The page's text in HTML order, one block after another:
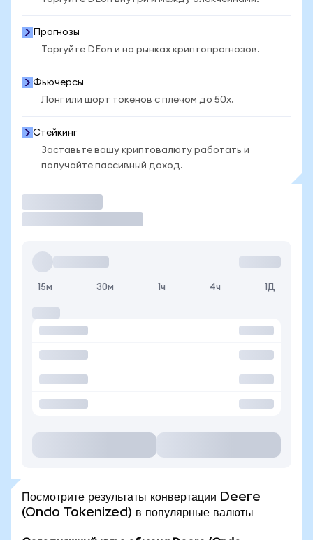
Прогнозы
Торгуйте DEon и на рынках криптопрогнозов.
Фьючерсы
Лонг или шорт токенов с плечом до 50x.
Стейкинг
Заставьте вашу криптовалюту работать и
получайте пассивный доход.
15м 30м 1ч 4ч 1Д
Посмотрите результаты конвертации Deere
(Ondo Tokenized) в популярные валюты